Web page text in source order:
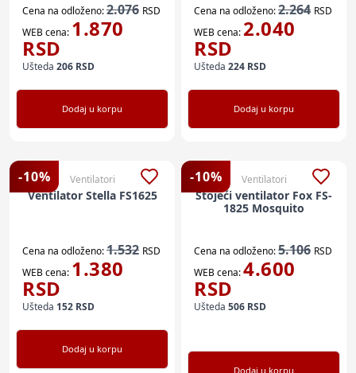
Cena na odloženo:2.076 RSD
WEB cena: 1.870
RSD
Ušteda 206 RSD
Dodaj u korpu
Cena na odloženo:2.264 RSD
WEB cena: 2.040
RSD
Ušteda 224 RSD
Dodaj u korpu
-10% Ventilatori
Ventilator Stella FS1625
Cena na odloženo:1.532 RSD
WEB cena: 1.380
RSD
Ušteda 152 RSD
Dodaj u korpu
-10% Ventilatori
Stojeći ventilator Fox FS-
1825 Mosquito
Cena na odloženo:5.106 RSD
WEB cena:4.600
RSD
Ušteda 506 RSD
Dodaj u korpu